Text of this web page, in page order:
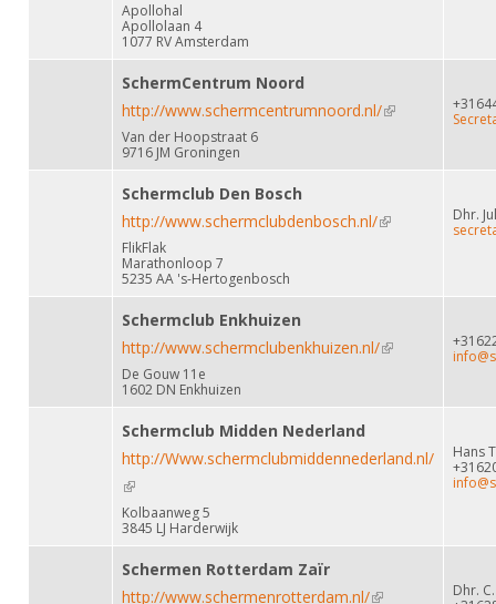
Apollohal
Apollolaan 4
1077 RV Amsterdam
SchermCentrum Noord
http://www.schermcentrumnoord.nl/(link is external)
Van der Hoopstraat 6
9716 JM Groningen
Schermclub Den Bosch
http://www.schermclubdenbosch.nl/(link is external)
FlikFlak
Marathonloop 7
5235 AA 's-Hertogenbosch
Dhr.
Schermclub Enkhuizen
http://www.schermclubenkhuizen.nl/(link is external)
De Gouw 11e
1602 DN Enkhuizen
Schermclub Midden Nederland
http://Www.schermclubmiddennederland.nl/
(link is external)
Kolbaanweg 5
3845 LJ Harderwijk
Hans
Schermen Rotterdam Zaïr
http://www.schermenrotterdam.nl/(link is external)
Dhr.